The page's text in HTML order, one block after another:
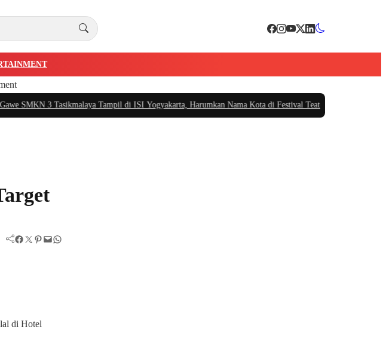
SMKN 3 Tasikmalaya Tampil di ISI Yogyakarta, Harumkan Nama Kota di Festival Teater Remaja Nasional
Facebook Twitter Pinterest Mail WhatsApp
di Hotel